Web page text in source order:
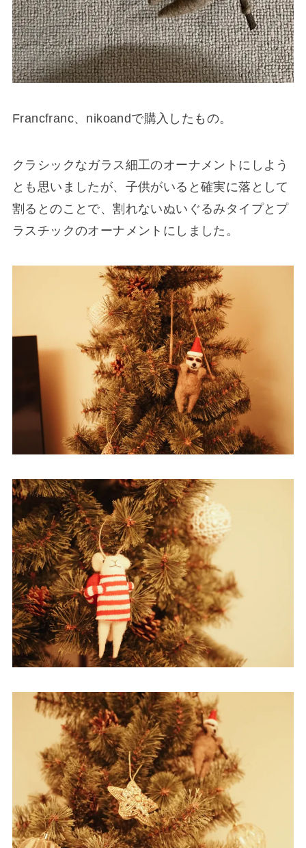
Francfranc、nikoandで購入したもの。
クラシックなガラス細工のオーナメントにしよう
とも思いましたが、子供がいると確実に落として
割るとのことで、割れないぬいぐるみタイプとプ
ラスチックのオーナメントにしました。